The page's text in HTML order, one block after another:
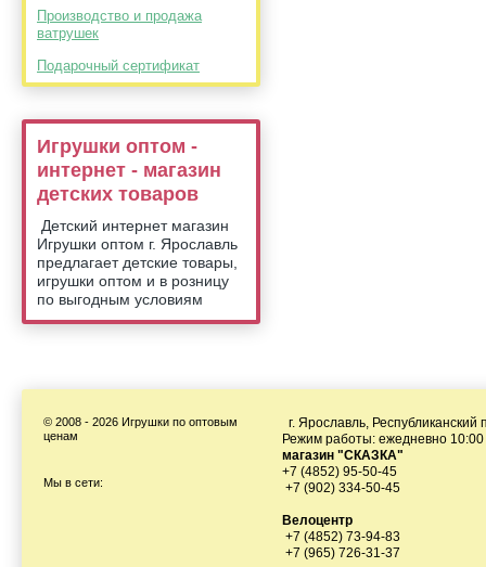
Производство и продажа
ватрушек
Подарочный сертификат
Игрушки оптом -
интернет - магазин
детских товаров
Детский интернет магазин
Игрушки оптом г. Ярославль
предлагает детские товары,
игрушки оптом и в розницу
по выгодным условиям
© 2008 - 2026 Игрушки по оптовым
ценам
Мы в сети:
г. Ярославль, Республиканский
Режим работы: ежедневно 10:00
магазин "СКАЗКА"
+7 (4852) 95-50-45
+7 (902) 334-50-45
Велоцентр
+7 (4852) 73-94-83
+7 (965) 726-31-37